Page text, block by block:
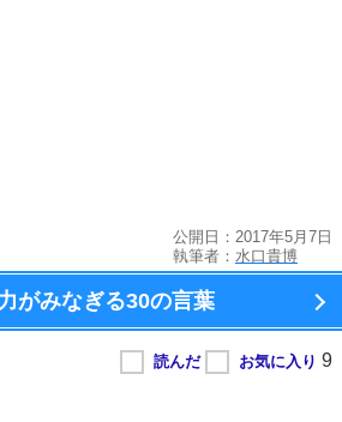
公開日：2017年5月7日
執筆者： 水口貴博
がみなぎる30の言葉